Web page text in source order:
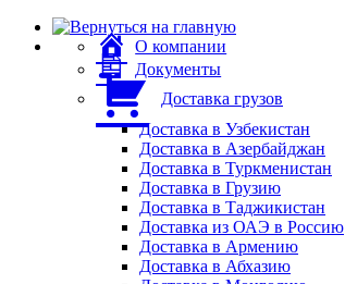
О компании
Документы
Доставка грузов
Доставка в Узбекистан
Доставка в Азербайджан
Доставка в Туркменистан
Доставка в Грузию
Доставка в Таджикистан
Доставка из ОАЭ в Россию
Доставка в Армению
Доставка в Абхазию